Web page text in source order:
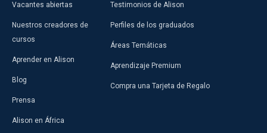
Vacantes abiertas
Nuestros creadores de
cursos
Aprender en Alison
Blog
Prensa
Alison en África
Testimonios de Alison
Perfiles de los graduados
Áreas Temáticas
Aprendizaje Premium
Compra una Tarjeta de Regalo